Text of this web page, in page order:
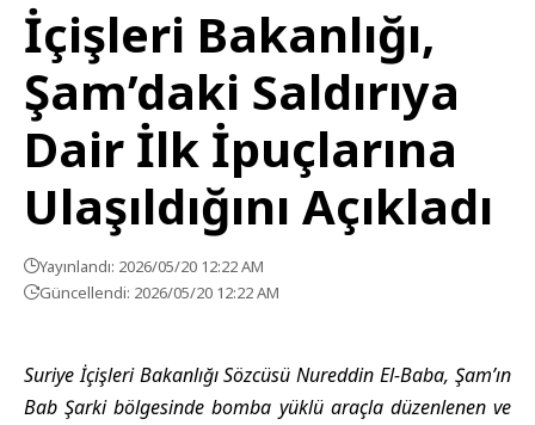
İçişleri Bakanlığı,
Şam’daki Saldırıya
Dair İlk İpuçlarına
Ulaşıldığını Açıkladı
Yayınlandı: 2026/05/20 12:22 AM
Güncellendi: 2026/05/20 12:22 AM
Suriye İçişleri Bakanlığı Sözcüsü Nureddin El-Baba, Şam’ın
Bab Şarki bölgesinde bomba yüklü araçla düzenlenen ve